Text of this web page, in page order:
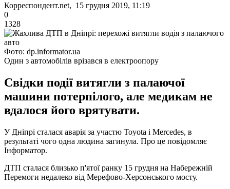
Корреспондент.net, 15 грудня 2019, 11:19
0
1328
Фото: dp.informator.ua
Один з автомобілів врізався в електроопору
Свідки події витягли з палаючої
машини потерпілого, але медикам не
вдалося його врятувати.
У Дніпрі сталася аварія за участю Toyota і Mercedes, в
результаті чого одна людина загинула. Про це повідомляє
Інформатор.
ДТП сталася близько п'ятої ранку 15 грудня на Набережній
Перемоги недалеко від Мерефово-Херсонського мосту.